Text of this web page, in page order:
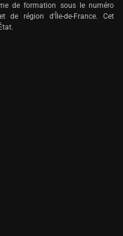
de formation sous le numéro
de région d'Île-de-France. Cet